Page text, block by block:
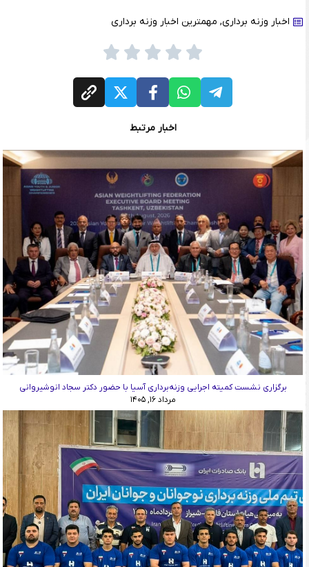
اخبار وزنه برداری, مهمترین اخبار وزنه برداری
اخبار مرتبط
برگزاری نشست کمیته اجرایی وزنه‌برداری آسیا با حضور دکتر سجاد انوشیروانی
مرداد ۱۶, ۱۴۰۵